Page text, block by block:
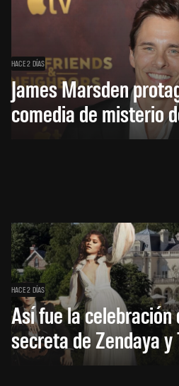
HACE 2 DÍAS
James Marsden
comedia de misterio
HACE 2 DÍAS
Así fue la celebración
secreta de Zendaya y